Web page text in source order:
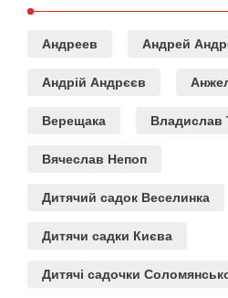
Андреев Андрей
Андрій Андрєєв
Верещака Владислав
Вячеслав Непоп
Дитячий садок Веселинка
Дитячи садки Києва
Дитячі садочки